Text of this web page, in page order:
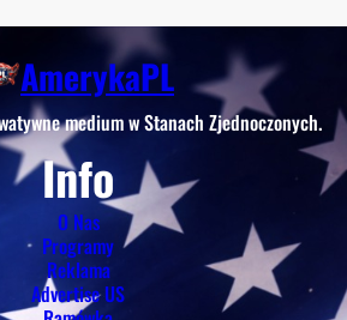
AmerykaPL
medium w Stanach Zjednoczonych.
Info
O Nas
Programy
Reklama
Advertise US